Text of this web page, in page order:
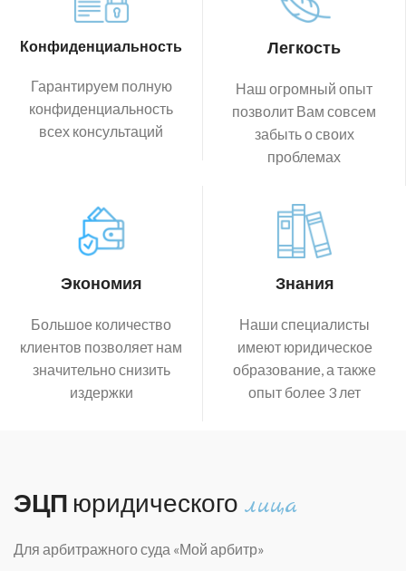
Конфиденциальность
Гарантируем полную
конфиденциальность
всех консультаций
Легкость
Наш огромный опыт
позволит Вам совсем
забыть о своих
проблемах
Экономия
Большое количество
клиентов позволяет нам
значительно снизить
издержки
Знания
Наши специалисты
имеют юридическое
образование, а также
опыт более 3 лет
ЭЦП юридического лица
Для арбитражного суда «Мой арбитр»